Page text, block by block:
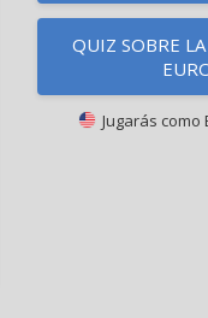
QUIZ SOBRE
Jugarás como